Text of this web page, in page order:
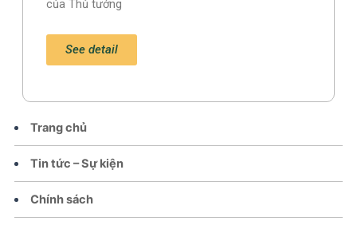
Trang chủ
Tin tức – Sự kiện
Chính sách
của Thủ tướng
See detail